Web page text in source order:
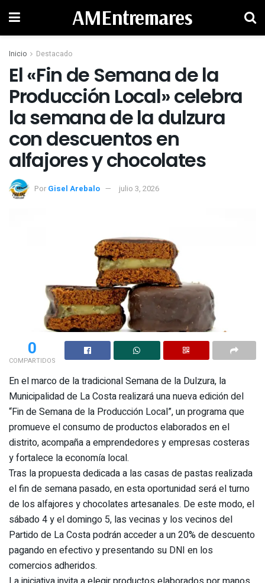
AMEntremares
Inicio Destacado
El «Fin de Semana de la
Producción Local» celebra
la semana de la dulzura
con descuentos en
alfajores y chocolates
Por Gisel Arebalo julio 3, 2026
0
COMPARTIDOS
En el marco de la tradicional Semana de la Dulzura, la
Municipalidad de La Costa realizará una nueva edición del
“Fin de Semana de la Producción Local”, un programa que
promueve el consumo de productos elaborados en el
distrito, acompaña a emprendedores y empresas costeras
y fortalece la economía local.
Tras la propuesta dedicada a las casas de pastas realizada
el fin de semana pasado, en esta oportunidad será el turno
de los alfajores y chocolates artesanales. De este modo, el
sábado 4 y el domingo 5, las vecinas y los vecinos del
Partido de La Costa podrán acceder a un 20% de descuento
pagando en efectivo y presentando su DNI en los
comercios adheridos.